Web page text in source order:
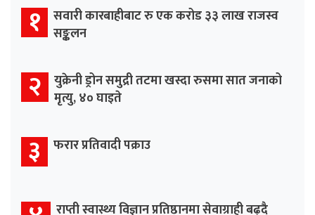
१ सवारी कारबाहीबाट रु एक करोड ३३ लाख राजस्व
सङ्कलन
२ युक्रेनी ड्रोन समुद्री तटमा खस्दा रुसमा सात जनाको
मृत्यु, ४० घाइते
३ फरार प्रतिवादी पक्राउ
राप्ती स्वास्थ्य विज्ञान प्रतिष्ठानमा सेवाग्राही बढ्दै